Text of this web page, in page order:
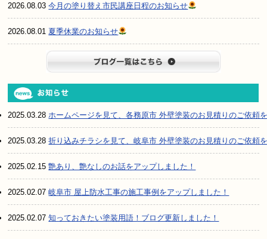
2026.08.03今月の塗り替え市民講座日程のお知らせ
2026.08.01 夏季休業のお知らせ
2025.03.28ホームページを見て、各務原市 外壁塗装のお見積りのご依頼
2025.03.28折り込みチラシを見て、岐阜市 外壁塗装のお見積りのご依頼
2025.02.15艶あり、艶なしのお話をアップしました！
2025.02.07岐阜市 屋上防水工事の施工事例をアップしました！
2025.02.07知っておきたい塗装用語！ブログ更新しました！